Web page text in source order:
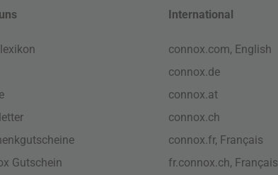
Gutschein
International
connox.com, English
connox.de
connox.at
connox.ch
connox.fr, Français
fr.connox.ch, Français